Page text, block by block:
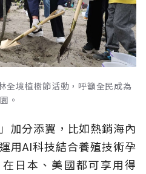
全境植樹節活動，呼籲全民成為
。
加分添翼，比如熱銷海內
用AI科技結合養殖技術孕
日本、美國都可享用得